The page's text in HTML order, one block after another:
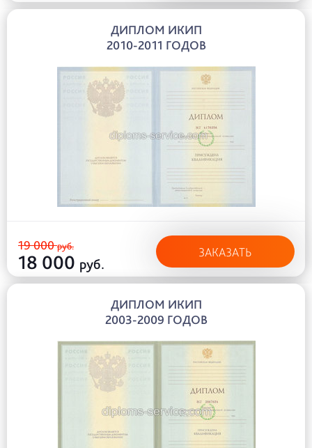
ДИПЛОМ ИКИП
2010-2011 ГОДОВ
19 000руб.
18 000 руб.
ЗАКАЗАТЬ
ДИПЛОМ ИКИП
2003-2009 ГОДОВ